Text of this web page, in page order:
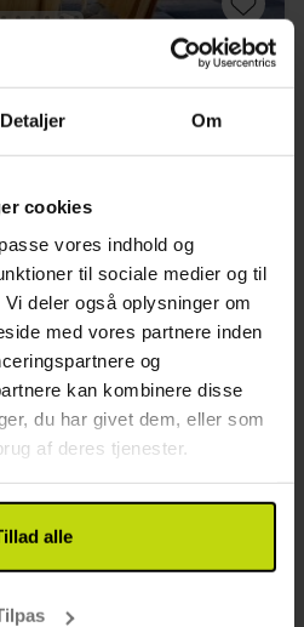
Detaljer Om
cookies
vores indhold og
til sociale medier og til
deler også oplysninger om
med vores partnere inden
og
kan kombinere disse
du har givet dem, eller som
af deres tjenester.
alle
vær.)
Nov pp 549,-
I alt 1098,-
Dec